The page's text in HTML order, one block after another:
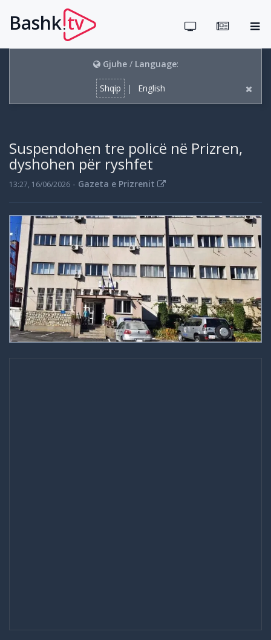
Bashk.tv
Gjuhe/ Language:
Shqip | English
Suspendohen tre policë në Prizren,
dyshohen për ryshfet
13:27, 16/06/2026 - Gazeta e Prizrenit